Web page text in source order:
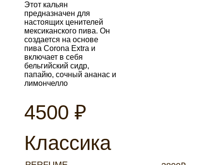
4500 ₽
Этот кальян
предназначен для
настоящих ценителей
мексиканского пива. Он
создается на основе
пива Corona Extra и
включает в себя
бельгийский сидр,
папайю, сочный ананас и
лимончелло
Классика